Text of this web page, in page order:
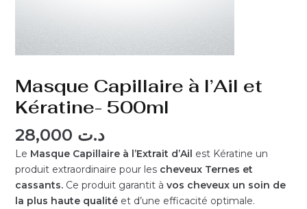
Masque Capillaire à l’Ail et
Kératine- 500ml
د.ت
Le Masque Capillaire à l’Extrait d’Ail est Kératine un
produit extraordinaire pour les cheveux Ternes et
cassants.Ce produit garantit à vos cheveux un soin de
la plus haute qualitéet d’une efficacité optimale.